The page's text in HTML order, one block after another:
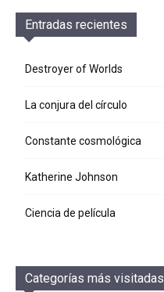
Entradas recientes
Destroyer of Worlds
La conjura del círculo
Constante cosmológica
Katherine Johnson
Ciencia de película
Categorías más visitadas